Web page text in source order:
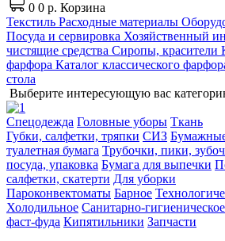
0 0 р. Корзина
Текстиль Расходные материалы
Посуда и сервировка Хозяйственный
чистящие средства Сиропы, красители
фарфора Каталог классического
стола
Выберите интересующую вас
Спецодежда Головные уборы Ткань
Губки, салфетки, тряпки СИЗ
туалетная бумага Трубочки, пики,
посуда, упаковка Бумага для выпечки
салфетки, скатерти Для уборки
Пароконвектоматы Барное
Холодильное Санитарно-гигиеническое
фаст-фуда Кипятильники Запчасти